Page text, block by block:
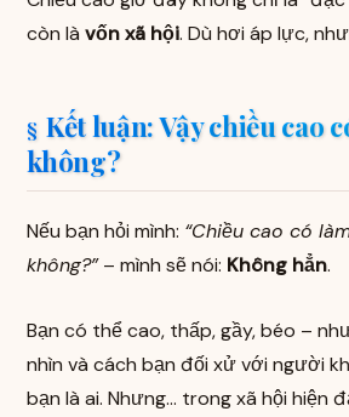
còn làvốn xã hội. Dù hơi áp lực,
Kết luận: Vậy chiều cao
không?
Nếu bạn hỏi mình: “Chiều cao có
không?”– mình sẽ nói: Không hẳn.
Bạn có thể cao, thấp, gầy, béo –
nhìn và cách bạn đối xử với người
bạn là ai. Nhưng… trong xã hội hiện